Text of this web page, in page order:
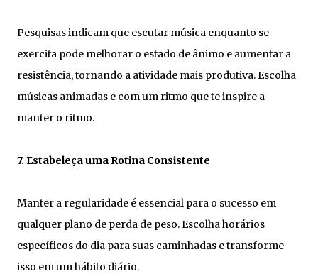
Pesquisas indicam que escutar música enquanto se
exercita pode melhorar o estado de ânimo e aumentar a
resistência, tornando a atividade mais produtiva. Escolha
músicas animadas e com um ritmo que te inspire a
manter o ritmo.
7. Estabeleça uma Rotina Consistente
Manter a regularidade é essencial para o sucesso em
qualquer plano de perda de peso. Escolha horários
específicos do dia para suas caminhadas e transforme
isso em um hábito diário.